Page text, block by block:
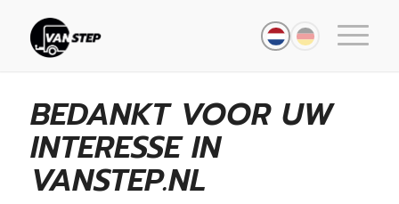
BEDANKT VOOR UW
INTERESSE IN
VANSTEP.NL